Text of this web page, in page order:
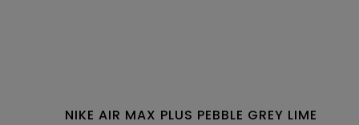
NIKE AIR MAX PLUS PEBBLE GREY LIME